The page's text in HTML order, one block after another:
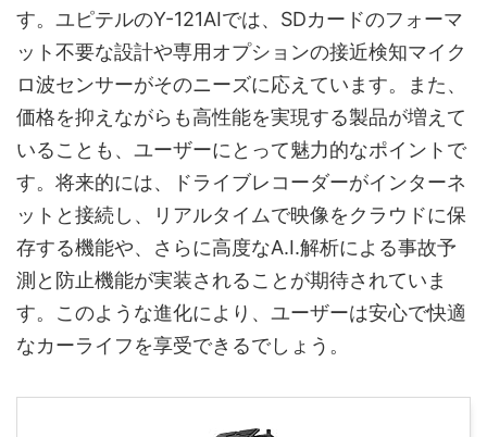
す。ユピテルのY-121AIでは、SDカードのフォーマ
ット不要な設計や専用オプションの接近検知マイク
ロ波センサーがそのニーズに応えています。また、
価格を抑えながらも高性能を実現する製品が増えて
いることも、ユーザーにとって魅力的なポイントで
す。将来的には、ドライブレコーダーがインターネ
ットと接続し、リアルタイムで映像をクラウドに保
存する機能や、さらに高度なA.I.解析による事故予
測と防止機能が実装されることが期待されていま
す。このような進化により、ユーザーは安心で快適
なカーライフを享受できるでしょう。